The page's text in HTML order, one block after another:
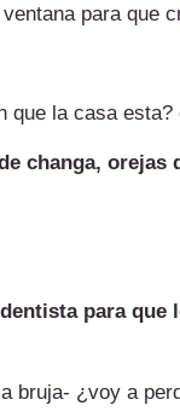
para que
que la casa esta?
changa, orejas
para
bruja- ¿voy a